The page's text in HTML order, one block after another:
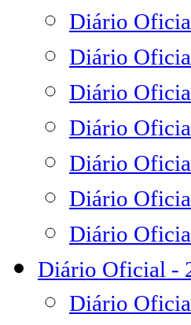
Diário
Diário
Diário
Diário
Diário
Diário
Diário
Diário Oficial -
Diário